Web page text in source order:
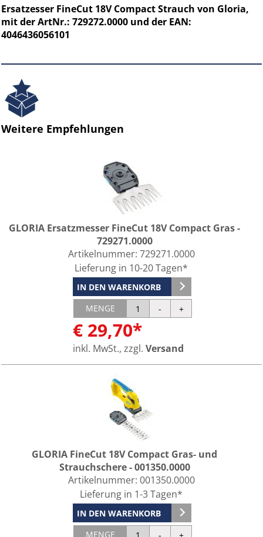
Ersatzesser FineCut 18V Compact Strauch von Gloria,
mit der ArtNr.: 729272.0000 und der EAN:
4046436056101
Weitere Empfehlungen
GLORIA Ersatzmesser FineCut 18V Compact Gras -
729271.0000
Artikelnummer: 729271.0000
Lieferung in 10-20 Tagen*
IN DEN WARENKORB
MENGE
€ 29,70*
inkl. MwSt., zzgl. Versand
GLORIA FineCut 18V Compact Gras- und
Strauchschere - 001350.0000
Artikelnummer: 001350.0000
Lieferung in 1-3 Tagen*
IN DEN WARENKORB
MENGE